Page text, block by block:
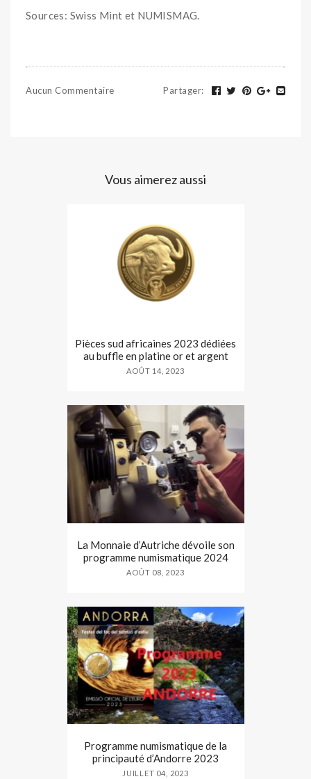
Sources: Swiss Mint et NUMISMAG.
Aucun Commentaire Partager:
Vous aimerez aussi
Pièces sud africaines 2023 dédiées
au buffle en platine or et argent
AOÛT 14, 2023
La Monnaie d’Autriche dévoile son
programme numismatique 2024
AOÛT 08, 2023
Programme numismatique de la
principauté d’Andorre 2023
JUILLET 04, 2023